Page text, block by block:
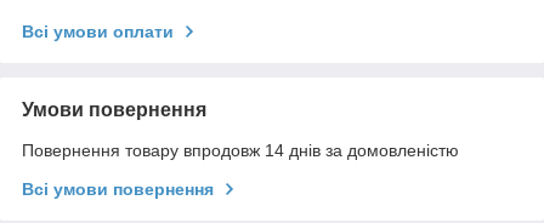
Всі умови оплати
Умови повернення
Повернення товару впродовж 14 днів за домовленістю
Всі умови повернення